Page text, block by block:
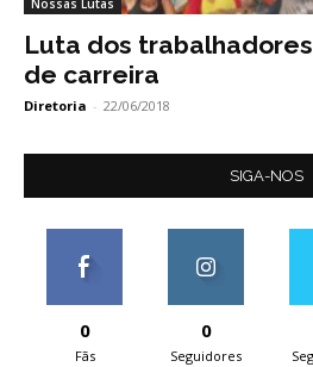
Nossas Lutas
Luta dos
de carreira
Diretoria - 22/06/2018
SIGA-NOS
0
Fãs
0
Seguidores